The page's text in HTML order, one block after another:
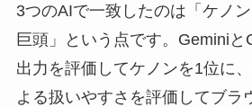
3つのAIで一致したのは「ケノ
巨頭」という点です。Geminiと
出力を評価してケノンを1位に
よる扱いやすさを評価してブラ